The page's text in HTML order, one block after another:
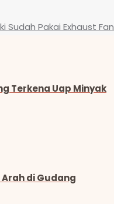
Sudah Pakai Exhaust Fan
Terkena Uap Minyak
di Gudang